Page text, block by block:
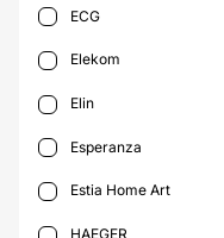
ECG
Elekom
Elin
Esperanza
Estia Home Art
HAEGER